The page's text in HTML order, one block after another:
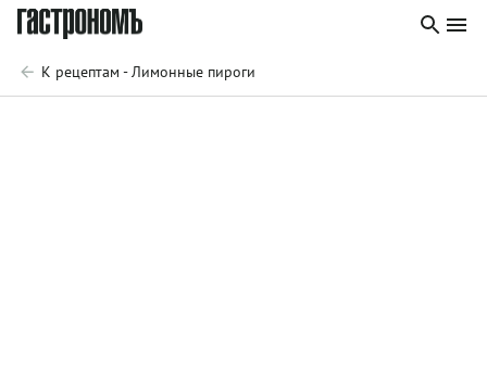
К рецептам - Лимонные пироги